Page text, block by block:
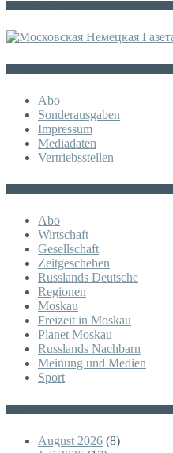
Abo
Sonderausgaben
Impressum
Mediadaten
Vertriebsstellen
Abo
Wirtschaft
Gesellschaft
Zeitgeschehen
Russlands Deutsche
Regionen
Moskau
Freizeit in Moskau
Planet Moskau
Russlands Nachbarn
Meinung und Medien
Sport
August 2026 (8)